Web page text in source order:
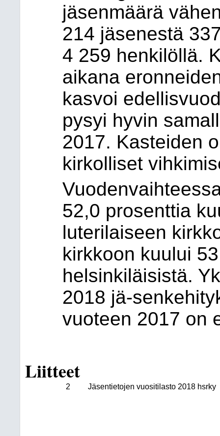
jäsenmäärä
214 jäsenestä
4 259 henkilöllä.
aikana
kasvoi
pysyi hyvin
2017. Kasteiden
kirkolliset
52,0 prosenttia
luterilaiseen
kirkkoon kuului
helsinkiläisistä.
2018 jä-
vuoteen 2017 on
Liitteet
2 Jäsentietojen vuositilasto 2018 hsrky